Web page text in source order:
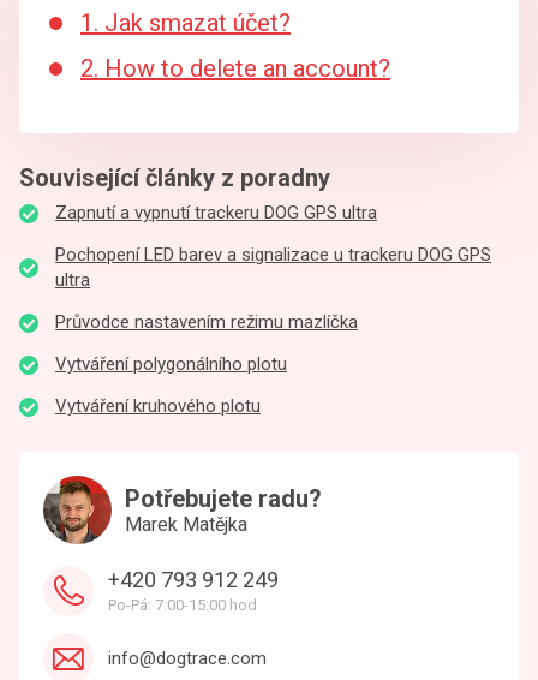
1. Jak smazat účet?
2. How to delete an account?
Související články z poradny
Zapnutí a vypnutí trackeru DOG GPS ultra
Pochopení LED barev a signalizace u trackeru DOG GPS
ultra
Průvodce nastavením režimu mazlíčka
Vytváření polygonálního plotu
Vytváření kruhového plotu
Potřebujete radu?
Marek Matějka
+420 793 912 249
Po-Pá: 7:00-15:00 hod
info@dogtrace.com